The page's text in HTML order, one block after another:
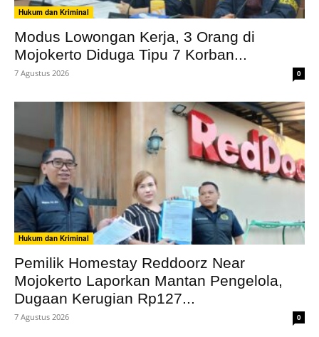
Hukum dan Kriminal
Modus Lowongan Kerja, 3 Orang di
Mojokerto Diduga Tipu 7 Korban...
7 Agustus 2026 0
Hukum dan Kriminal
Pemilik Homestay Reddoorz Near
Mojokerto Laporkan Mantan Pengelola,
Dugaan Kerugian Rp127...
7 Agustus 2026 0